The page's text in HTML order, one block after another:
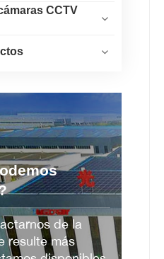
CCTV
de la
resulte más